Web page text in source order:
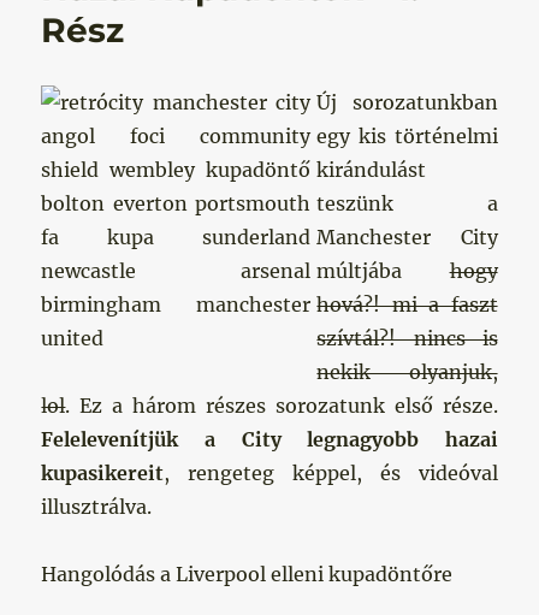
Rész
Új sorozatunkban
egy kis történelmi
kirándulást
teszünk a
Manchester City
múltjábahogy
hová?! mi a faszt
szívtál?! nincs is
nekik olyanjuk,
lol. Ez a három részes sorozatunk első része.
Felelevenítjük a City legnagyobb hazai
kupasikereit, rengeteg képpel, és videóval
illusztrálva.
Hangolódás a Liverpool elleni kupadöntőre